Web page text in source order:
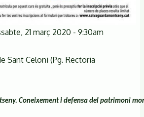
21 març 2020 - 9:30am
Sant Celoni (Pg. Rectoria
Coneixement i defensa del patrimoni